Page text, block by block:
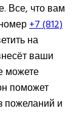
Все, что вам
+7 (812)
на
ваши
можете
поможет
пожеланий и